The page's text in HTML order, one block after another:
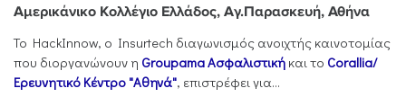
Αμερικάνικο Κολλέγιο Ελλάδος, Αγ.Παρασκευή, Αθήνα
To HackInnow, o Insurtech διαγωνισμός ανοιχτής καινοτομίας
που διοργανώνουν η Groupama Ασφαλιστική και το Corallia/
Ερευνητικό Κέντρο "Αθηνά", επιστρέφει για...